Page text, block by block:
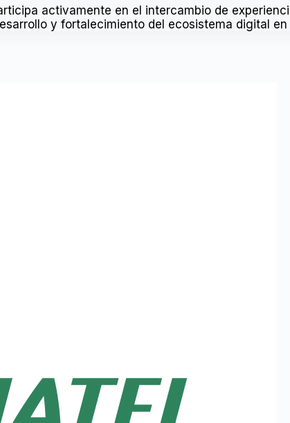
activamente en el intercambio de
y fortalecimiento del ecosistema digital en